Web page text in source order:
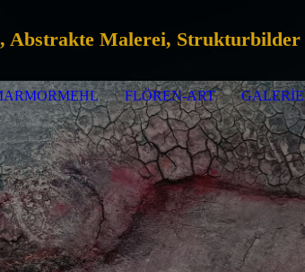
Abstrakte Malerei, Strukturbilder
FLÖREN-ART GALERIE